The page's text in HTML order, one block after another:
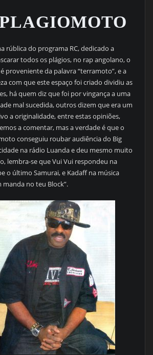
rública do programa RC, dedicado a
todos os plágios, no rap angolano, o
proveniente da palavra “terramoto”, e a
com que este espaço foi criado dividiu as
há quem diz que foi por vingança a uma
mal sucedida, outros dizem que era um
a originalidade, entre estas opiniões,
a comentar, mas a verdade é que o
conseguiu roubar audiência do Big
na rádio Luanda e deu mesmo muito
lembra-se que Vui Vui respondeu na
o último Samurai, e Kadaff na música
manda no teu Block”.